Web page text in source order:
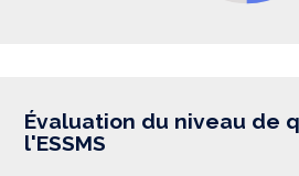
Évaluation du niveau de
l'ESSMS